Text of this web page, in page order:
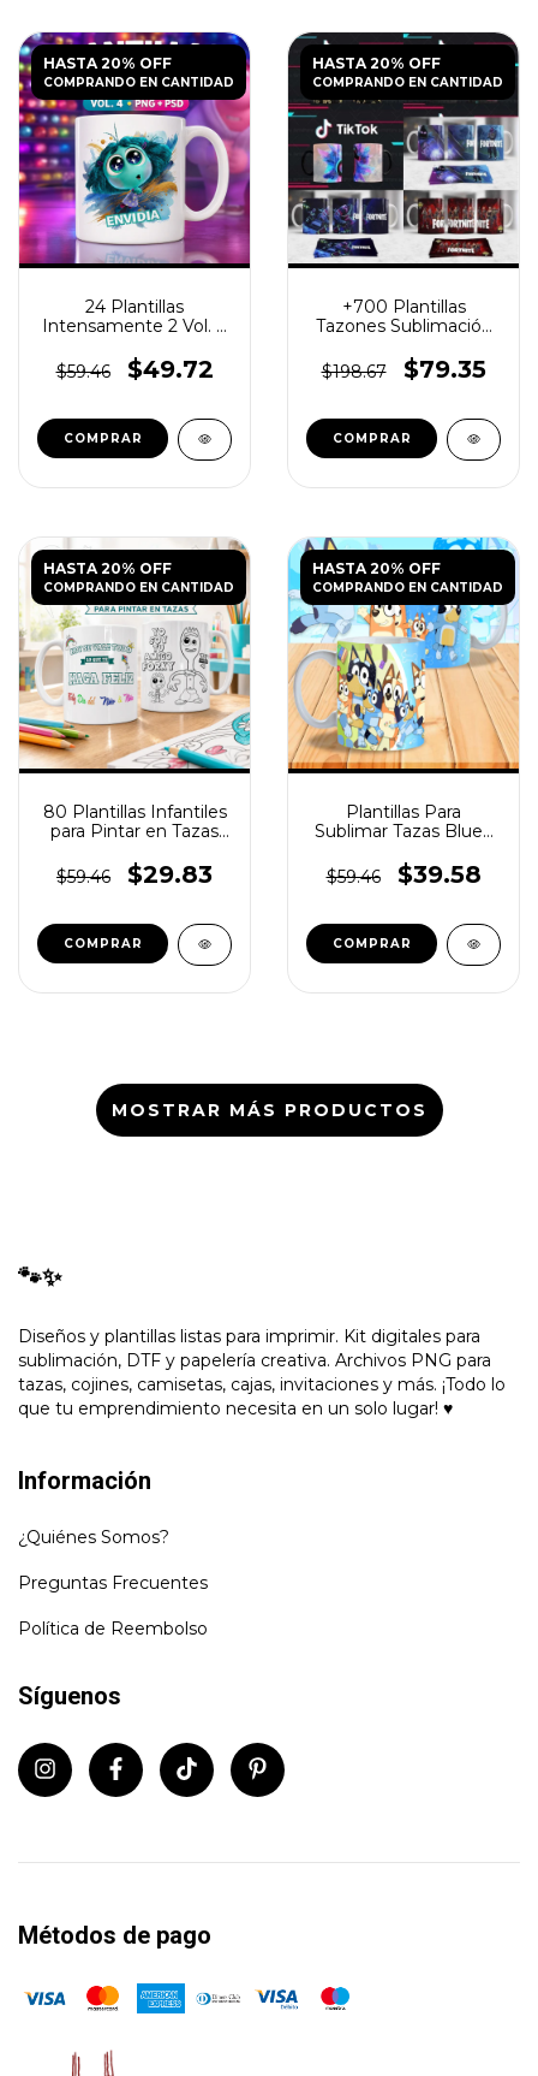
HASTA 20% OFF
COMPRANDO EN CANTIDAD
24 Plantillas
Intensamente 2 Vol. 4
$59.46
$49.72
HASTA 20% OFF
COMPRANDO EN CANTIDAD
+700 Plantillas
Tazones Sublimación
$198.67
$79.35
HASTA 20% OFF
COMPRANDO EN CANTIDAD
80 Plantillas Infantiles
para Pintar en Tazas
$59.46
$29.83
HASTA 20% OFF
COMPRANDO EN CANTIDAD
Plantillas Para
Sublimar Tazas Bluey
$59.46
$39.58
MOSTRAR MÁS PRODUCTOS
🐾✨
Diseños y plantillas listas para imprimir. Kit digitales para
sublimación, DTF y papelería creativa. Archivos PNG para
tazas, cojines, camisetas, cajas, invitaciones y más. ¡Todo lo
que tu emprendimiento necesita en un solo lugar! ♥
Información
¿Quiénes Somos?
Preguntas Frecuentes
Política de Reembolso
Síguenos
Métodos de pago